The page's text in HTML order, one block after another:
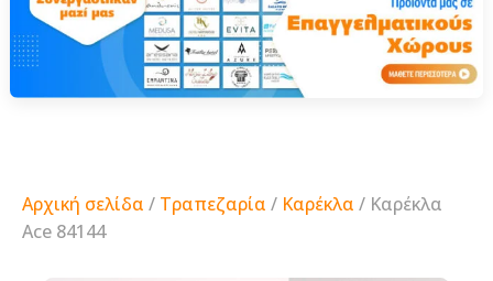
Αρχική σελίδα / Τραπεζαρία / Καρέκλα / Καρέκλα
Ace 84144